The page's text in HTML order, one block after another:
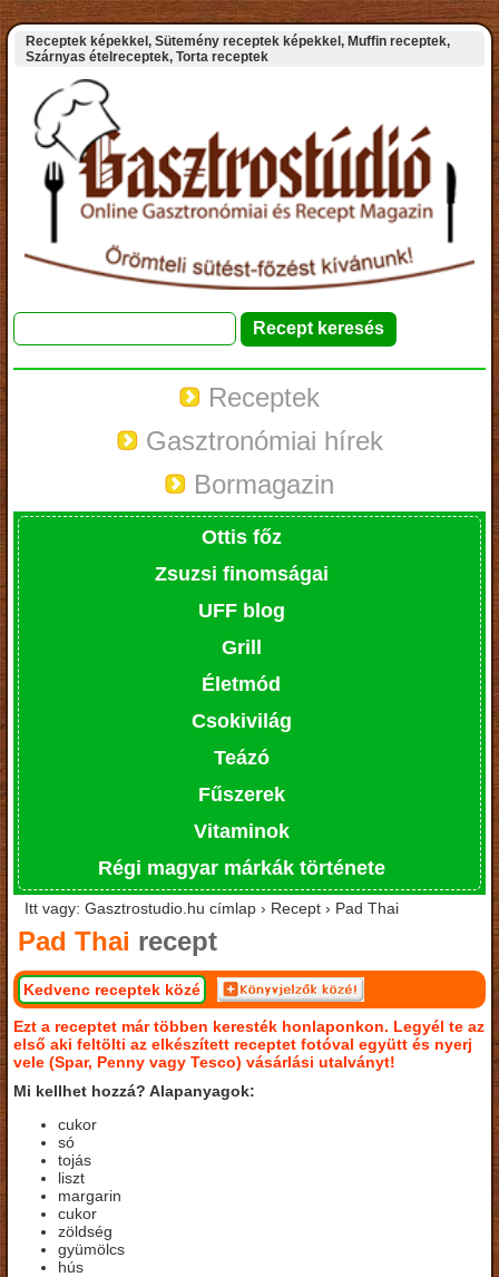
Receptek képekkel, Sütemény receptek képekkel, Muffin receptek,
Szárnyas ételreceptek, Torta receptek
Receptek
Gasztronómiai hírek
Bormagazin
Ottis főz
Zsuzsi finomságai
UFF blog
Grill
Életmód
Csokivilág
Teázó
Fűszerek
Vitaminok
Régi magyar márkák története
Itt vagy: Gasztrostudio.hu címlap › Recept › Pad Thai
Pad Thai recept
Kedvenc receptek közé
Ezt a receptet már többen keresték honlaponkon. Legyél te az
első aki feltölti az elkészített receptet fotóval együtt és nyerj
vele (Spar, Penny vagy Tesco) vásárlási utalványt!
Mi kellhet hozzá? Alapanyagok:
cukor
só
tojás
liszt
margarin
cukor
zöldség
gyümölcs
hús